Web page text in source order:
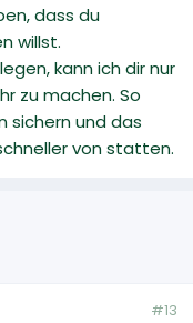
dass du
willst.
kann ich dir nur
zu machen. So
sichern und das
von statten.
#13